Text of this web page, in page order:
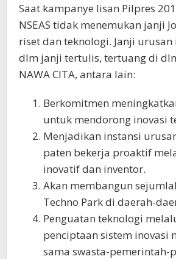
Saat kampanye lisan Pilpres
NSEAS tidak menemukan janji
riset dan teknologi. Janji
dlm janji tertulis, tertuang di
NAWA CITA, antara lain:
Berkomitmen
untuk mendorong inovasi
Menjadikan instansi
paten bekerja proaktif
inovatif dan inventor.
Akan membangun
Techno Park di daerah-
Penguatan teknologi
penciptaan sistem inovasi
sama swasta-pemerintah-